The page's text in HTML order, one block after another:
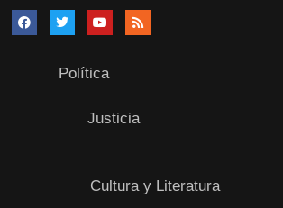
Política
Justicia
Cultura y Literatura